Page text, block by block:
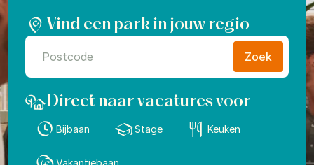
Vind een park in jouw regio
Zoek
Direct naar vacatures voor
Bijbaan Stage Keuken
Vakantiebaan